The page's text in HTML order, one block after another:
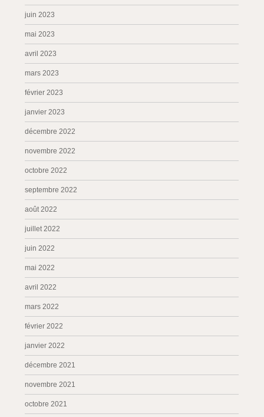
juin 2023
mai 2023
avril 2023
mars 2023
février 2023
janvier 2023
décembre 2022
novembre 2022
octobre 2022
septembre 2022
août 2022
juillet 2022
juin 2022
mai 2022
avril 2022
mars 2022
février 2022
janvier 2022
décembre 2021
novembre 2021
octobre 2021